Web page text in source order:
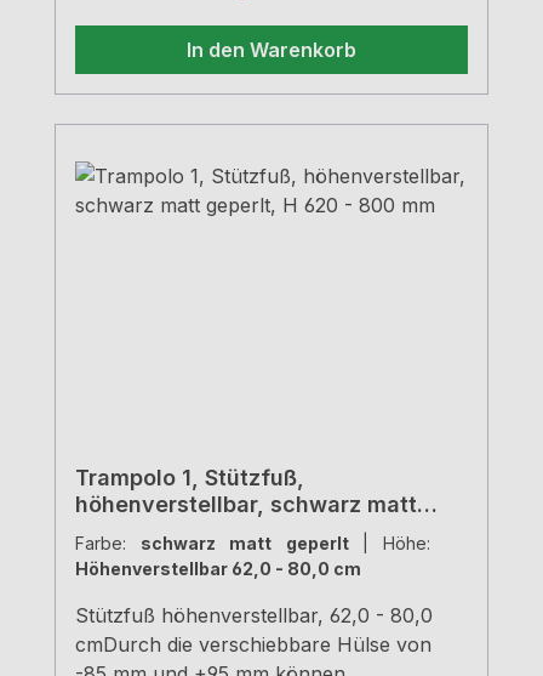
In den Warenkorb
Trampolo 1, Stützfuß,
höhenverstellbar, schwarz matt
geperlt, H 620 - 800 mm
Farbe: schwarz matt geperlt
Höhe:
Höhenverstellbar 62,0 - 80,0 cm
Stützfuß höhenverstellbar, 62,0 - 80,0
cmDurch die verschiebbare Hülse von